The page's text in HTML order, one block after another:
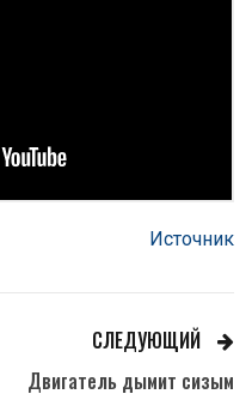
Источник
СЛЕДУЮЩИЙ
Двигатель дымит сизым